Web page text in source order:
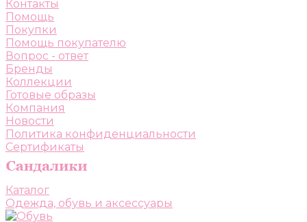
Контакты
Помощь
Покупки
Помощь покупателю
Вопрос - ответ
Бренды
Коллекции
Готовые образы
Компания
Новости
Политика конфиденциальности
Сертификаты
Каталог
Одежда, обувь и аксессуары